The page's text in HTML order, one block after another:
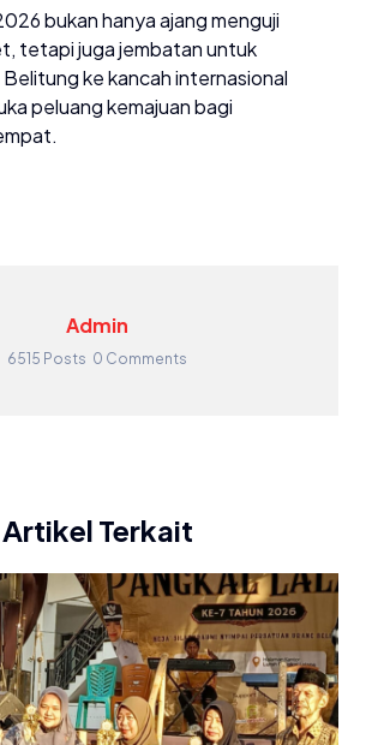
bukan hanya ajang menguji
tetapi juga jembatan untuk
ke kancah internasional
peluang kemajuan bagi
Admin
6515 Posts 0 Comments
Artikel Terkait